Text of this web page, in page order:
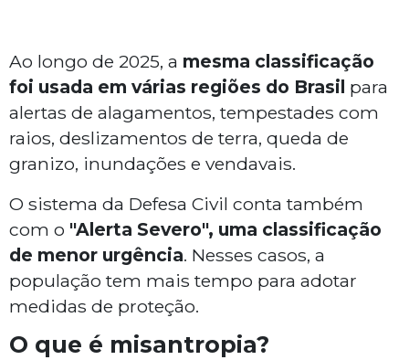
Ao longo de 2025, a mesma classificação
foi usada em várias regiões do Brasil para
alertas de alagamentos, tempestades com
raios, deslizamentos de terra, queda de
granizo, inundações e vendavais.
O sistema da Defesa Civil conta também
com o "Alerta Severo", uma classificação
de menor urgência. Nesses casos, a
população tem mais tempo para adotar
medidas de proteção.
O que é misantropia?